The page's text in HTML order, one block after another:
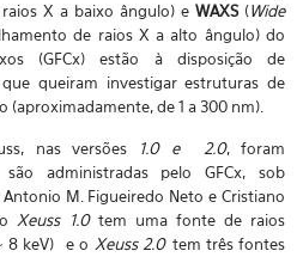
X a baixo ângulo) e WAXS(Wide
de raios X a alto ângulo) do
(GFCx) estão à disposição de
queiram investigar estruturas de
(aproximadamente, de 1 a 300 nm).
nas versões 1.0 e 2.0, foram
são administradas pelo GFCx, sob
M. Figueiredo Neto e Cristiano
Xeuss 1.0tem uma fonte de raios
8 keV) e o Xeuss 2.0tem três fontes